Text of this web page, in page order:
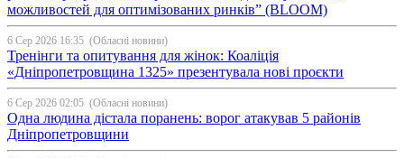
можливостей для оптимізованих ринків” (BLOOM)
6 Сер 2026 16:35 (Обласні новини)
Тренінги та опитування для жінок: Коаліція
«Дніпропетровщина 1325» презентувала нові проєкти
6 Сер 2026 02:05 (Обласні новини)
Одна людина дістала поранень: ворог атакував 5 районів
Дніпропетровщини